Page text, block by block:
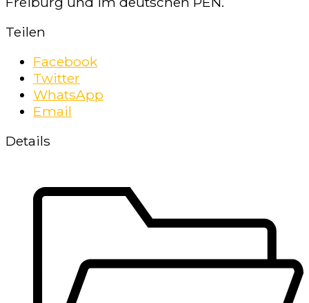
Teilen
Facebook
Twitter
WhatsApp
Email
Details